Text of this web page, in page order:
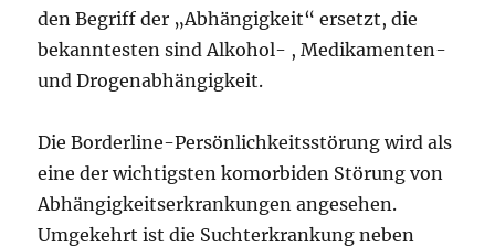
den Begriff der „Abhängigkeit“ ersetzt, die
bekanntesten sind Alkohol- , Medikamenten-
und Drogenabhängigkeit.
Die Borderline-Persönlichkeitsstörung wird als
eine der wichtigsten komorbiden Störung von
Abhängigkeitserkrankungen angesehen.
Umgekehrt ist die Suchterkrankung neben